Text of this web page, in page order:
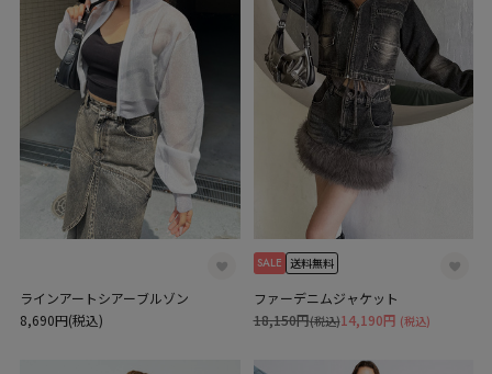
ラインアートシアーブルゾン
8,690円(税込)
SALE 送料無料
ファーデニムジャケット
14,190円 (税込)
18,150円(税込)